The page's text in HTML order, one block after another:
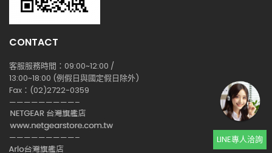
CONTACT
客服服務時間：09:00~12:00 /
13:00~18:00 (例假日與國定假日除外)
Fax：(02)2722-0359
—————————–
—————————– LINE專人洽詢